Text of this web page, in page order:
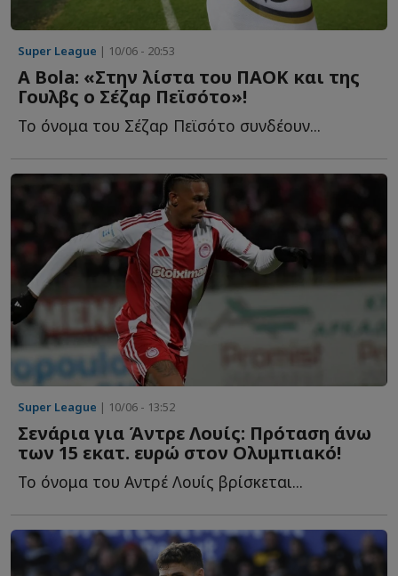
Super League | 10/06 - 20:53
Α Βola: «Στην λίστα του ΠΑΟΚ και της
Γουλβς ο Σέζαρ Πεϊσότο»!
Το όνομα του Σέζαρ Πεϊσότο συνδέουν...
Super League | 10/06 - 13:52
Σενάρια για Άντρε Λουίς: Πρόταση άνω
των 15 εκατ. ευρώ στον Ολυμπιακό!
Το όνομα του Αντρέ Λουίς βρίσκεται...